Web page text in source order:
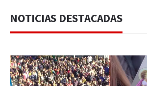
NOTICIAS DESTACADAS